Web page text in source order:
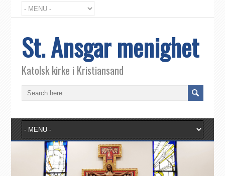
St. Ansgar menighet
Katolsk kirke i Kristiansand